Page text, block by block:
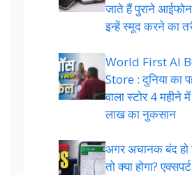
जाते हैं पुराने
इन्हें स्मूद करने का
World First AI
Store : दुनिया का
वाला स्टोर 4 महीने
लाख का नुकसान
अगर अचानक बंद हो
तो क्या होगा?